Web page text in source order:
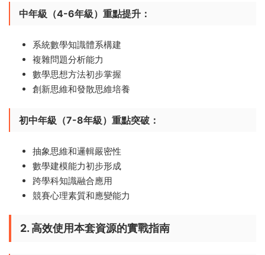
中年級（4-6年級）重點提升：​
系統數學知識體系構建
複雜問題分析能力
數學思想方法初步掌握
創新思維和發散思維培養
初中年級（7-8年級）重點突破：​
抽象思維和邏輯嚴密性
數學建模能力初步形成
跨學科知識融合應用
競賽心理素質和應變能力
2. 高效使用本套資源的實戰指南